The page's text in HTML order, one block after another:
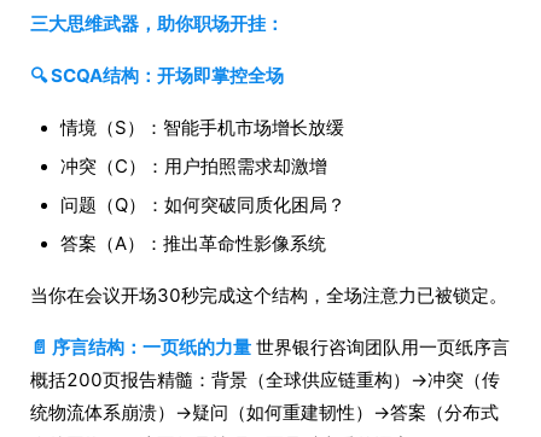
三大思维武器，助你职场开挂：
🔍 SCQA结构：开场即掌控全场
情境（S）：智能手机市场增长放缓
冲突（C）：用户拍照需求却激增
问题（Q）：如何突破同质化困局？
答案（A）：推出革命性影像系统
当你在会议开场30秒完成这个结构，全场注意力已被锁定。
📄 序言结构：一页纸的力量 世界银行咨询团队用一页纸序言
概括200页报告精髓：背景（全球供应链重构）→冲突（传
统物流体系崩溃）→疑问（如何重建韧性）→答案（分布式